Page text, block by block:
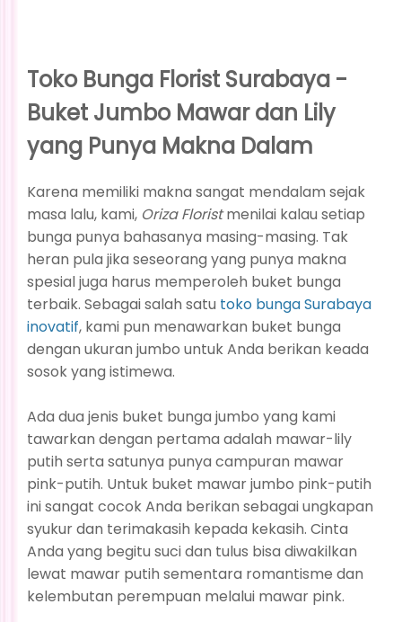
Toko Bunga Florist Surabaya -
Buket Jumbo Mawar dan Lily
yang Punya Makna Dalam
Karena memiliki makna sangat mendalam sejak
masa lalu, kami, Oriza Floristmenilai kalau setiap
bunga punya bahasanya masing-masing. Tak
heran pula jika seseorang yang punya makna
spesial juga harus memperoleh buket bunga
terbaik. Sebagai salah satu toko bunga Surabaya
inovatif, kami pun menawarkan buket bunga
dengan ukuran jumbo untuk Anda berikan keada
sosok yang istimewa.
Ada dua jenis buket bunga jumbo yang kami
tawarkan dengan pertama adalah mawar-lily
putih serta satunya punya campuran mawar
pink-putih. Untuk buket mawar jumbo pink-putih
ini sangat cocok Anda berikan sebagai ungkapan
syukur dan terimakasih kepada kekasih. Cinta
Anda yang begitu suci dan tulus bisa diwakilkan
lewat mawar putih sementara romantisme dan
kelembutan perempuan melalui mawar pink.